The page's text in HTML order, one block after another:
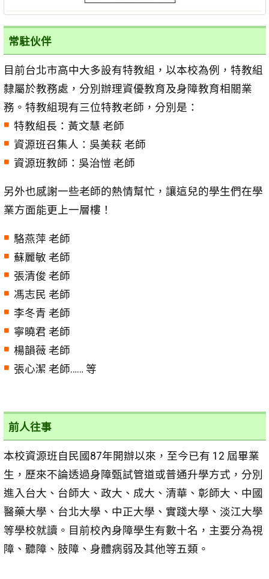
常駐伙伴
目前台北市高中大多設有特教組，以本校為例，特教組
隸屬於教務處，分別辦理資優教育及身障教育相關業
務。特教組現有三位特教老師，分別是：
特教組長：黃文慧 老師
資源班召集人：吳美萩 老師
資源班教師：吳治愷 老師
另外也感謝一些老師的熱情幫忙，讓這兒的學生們在學
業方面能更上一層樓！
駱燕萍 老師
蘇麗敏 老師
張清俊 老師
馮志民 老師
李冬青 老師
寧曉君 老師
楊韻薇 老師
張心潔 老師…… 等
前人往事
本校資源班自民國87年開辦以來，至今已有 12 屆畢業
生，歷來不論透過身障甄試管道或普通升學方式，分別
進入台大、台師大、政大、成大、清華、彰師大、中國
醫藥大學、台北大學、中正大學、實踐大學、淡江大學
等學校就讀。目前校內身障學生有數十名，主要分為視
障、聽障、肢障、身體病弱及其他等五類。